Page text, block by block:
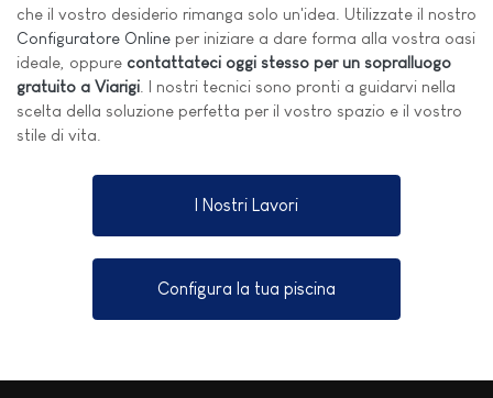
che il vostro desiderio rimanga solo un'idea. Utilizzate il nostro
Configuratore Online per iniziare a dare forma alla vostra oasi
ideale, oppure contattateci oggi stesso per un sopralluogo
gratuito a Viarigi . I nostri tecnici sono pronti a guidarvi nella
scelta della soluzione perfetta per il vostro spazio e il vostro
stile di vita.
I Nostri Lavori
Configura la tua piscina